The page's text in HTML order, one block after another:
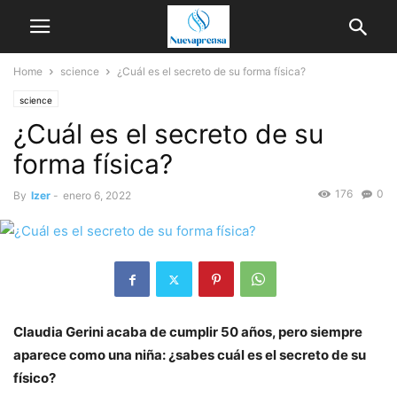
Home science ¿Cuál es el secreto de su forma física?
science
¿Cuál es el secreto de su
forma física?
By Izer - enero 6, 2022 0
176
Claudia Gerini acaba de cumplir 50 años, pero siempre
aparece como una niña: ¿sabes cuál es el secreto de su
físico?